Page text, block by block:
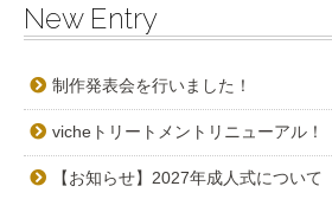
New Entry
制作発表会を行いました！
vicheトリートメントリニューアル！
【お知らせ】2027年成人式について